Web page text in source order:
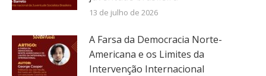
13 de julho de 2026
A Farsa da Democracia Norte-
Americana e os Limites da
Intervenção Internacional